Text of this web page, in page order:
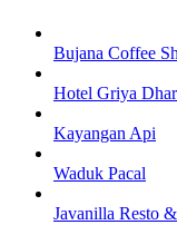
Bujana Coffee
Hotel Griya
Kayangan Api
Waduk Pacal
Javanilla Resto